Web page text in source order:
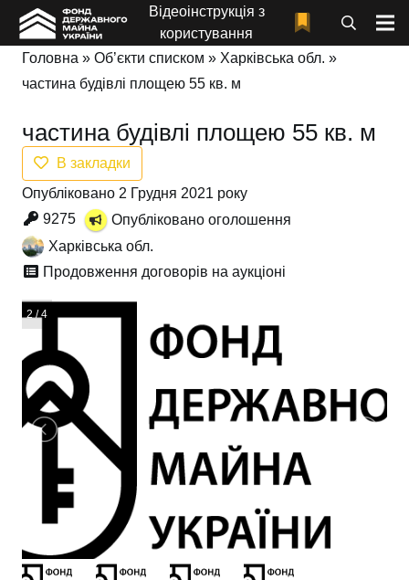
Відеоінструкція з
користування
Головна » Об’єкти списком » Харківська обл. »
частина будівлі площею 55 кв. м
частина будівлі площею 55 кв. м
В закладки
Опубліковано 2 Грудня 2021 року
9275
Опубліковано оголошення
Харківська обл.
Продовження договорів на аукціоні
3 / 4